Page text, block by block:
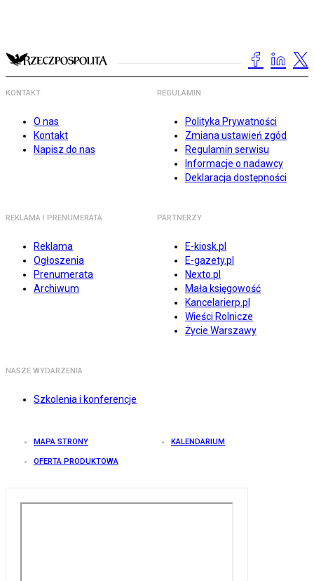
KONTAKT
O nas
Kontakt
Napisz do nas
REGULAMIN
Polityka Prywatności
Zmiana ustawień zgód
Regulamin serwisu
Informacje o nadawcy
Deklaracja dostępności
REKLAMA I PRENUMERATA
Reklama
Ogłoszenia
Prenumerata
Archiwum
PARTNERZY
E-kiosk.pl
E-gazety.pl
Nexto.pl
Mała księgowość
Kancelarierp.pl
Wieści Rolnicze
Życie Warszawy
NASZE WYDARZENIA
Szkolenia i konferencje
MAPA STRONY KALENDARIUM
OFERTA PRODUKTOWA